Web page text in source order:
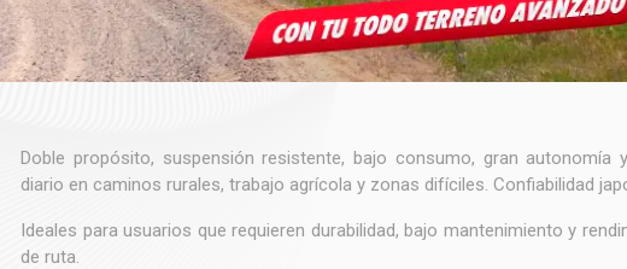
Doble propósito, suspensión resistente, bajo consumo, gran autonomía
diario en caminos rurales, trabajo agrícola y zonas difíciles. Confiabilidad
Ideales para usuarios que requieren durabilidad, bajo mantenimiento y
de ruta.